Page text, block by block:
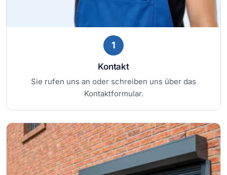
1
Kontakt
Sie rufen uns an oder schreiben uns über das
Kontaktformular.